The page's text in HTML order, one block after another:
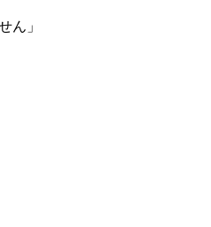
ん」